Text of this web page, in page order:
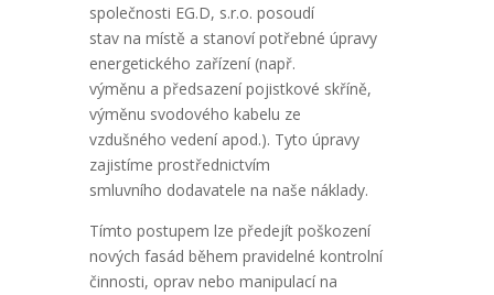
společnosti EG.D, s.r.o. posoudí
stav na místě a stanoví potřebné úpravy
energetického zařízení (např.
výměnu a předsazení pojistkové skříně,
výměnu svodového kabelu ze
vzdušného vedení apod.). Tyto úpravy
zajistíme prostřednictvím
smluvního dodavatele na naše náklady.
Tímto postupem lze předejít poškození
nových fasád během pravidelné kontrolní
činnosti, oprav nebo manipulací na